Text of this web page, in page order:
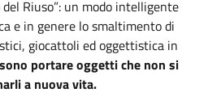
Riuso”: un modo intelligente
e in genere lo smaltimento di
giocattoli ed oggettistica in
portare oggetti che non si
a nuova vita.